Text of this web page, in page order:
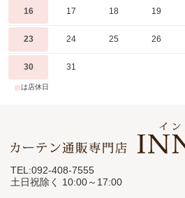
16 17 18 19
23 24 25 26
30 31
■は店休日
TEL:092-408-7555
土日祝除く 10:00～17:00